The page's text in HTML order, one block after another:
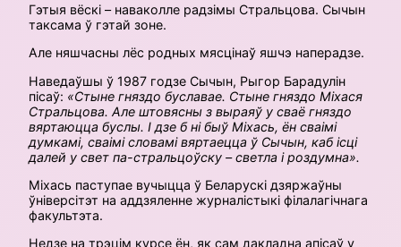
Гэтыя вёскі – наваколле радзімы Стральцова. Сычын
таксама ў гэтай зоне.
Але няшчасны лёс родных мясцінаў яшчэ наперадзе.
Наведаўшы ў 1987 годзе Сычын, Рыгор Барадулін
пісаў: «Стыне гняздо буславае. Стыне гняздо Міхася
Стральцова. Але штовясны з выраяў у сваё гняздо
вяртаюцца буслы. І дзе б ні быў Міхась, ён сваімі
думкамі, сваімі словамі вяртаецца ў Сычын, каб ісці
далей у свет па-стральцоўску – светла і роздумна».
Міхась паступае вучыцца ў Беларускі дзяржаўны
ўніверсітэт на аддзяленне журналістыкі філалагічнага
факультэта.
Недзе на трэцiм курсе ён, як сам дакладна апісаў у